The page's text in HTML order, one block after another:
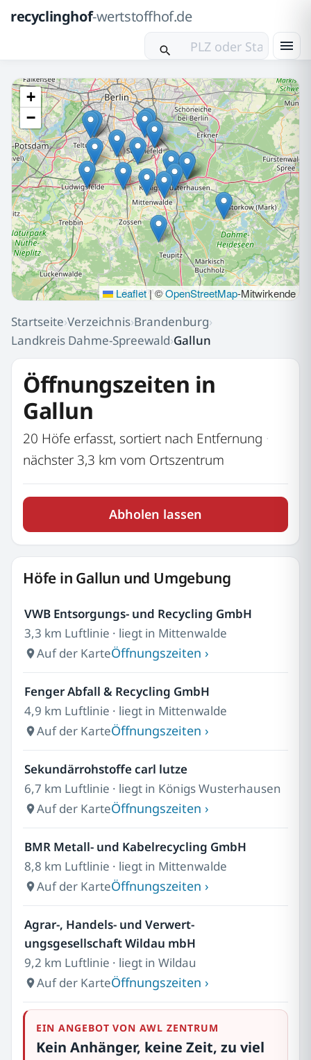
recyclinghof-wertstoffhof.de
+
−
Leaflet|©OpenStreetMap-Mitwirkende
Startseite›Verzeichnis›Brandenburg›
Landkreis Dahme-Spreewald›Gallun
Öffnungszeiten in
Gallun
20 Höfe erfasst, sortiert nach Entfernung ·
nächster 3,3 km vom Ortszentrum
Abholen lassen
Höfe in Gallun und Umgebung
VWB Entsorgungs- und Recycling GmbH
3,3 km Luftlinie · liegt in Mittenwalde
Auf der KarteÖffnungszeiten ›
Fenger Abfall & Recycling GmbH
4,9 km Luftlinie · liegt in Mittenwalde
Auf der KarteÖffnungszeiten ›
Sekundärrohstoffe carl lutze
6,7 km Luftlinie · liegt in Königs Wusterhausen
Auf der KarteÖffnungszeiten ›
BMR Metall- und Kabelrecycling GmbH
8,8 km Luftlinie · liegt in Mittenwalde
Auf der KarteÖffnungszeiten ›
Agrar-, Handels- und Verwert-
ungsgesellschaft Wildau mbH
9,2 km Luftlinie · liegt in Wildau
Auf der KarteÖffnungszeiten ›
EIN ANGEBOT VON AWL ZENTRUM
Kein Anhänger, keine Zeit, zu viel